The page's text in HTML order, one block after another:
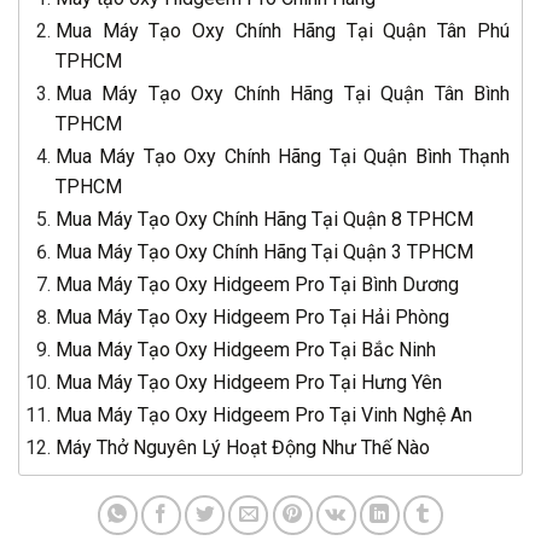
Mua Máy Tạo Oxy Chính Hãng Tại Quận Tân Phú
TPHCM
Mua Máy Tạo Oxy Chính Hãng Tại Quận Tân Bình
TPHCM
Mua Máy Tạo Oxy Chính Hãng Tại Quận Bình Thạnh
TPHCM
Mua Máy Tạo Oxy Chính Hãng Tại Quận 8 TPHCM
Mua Máy Tạo Oxy Chính Hãng Tại Quận 3 TPHCM
Mua Máy Tạo Oxy Hidgeem Pro Tại Bình Dương
Mua Máy Tạo Oxy Hidgeem Pro Tại Hải Phòng
Mua Máy Tạo Oxy Hidgeem Pro Tại Bắc Ninh
Mua Máy Tạo Oxy Hidgeem Pro Tại Hưng Yên
Mua Máy Tạo Oxy Hidgeem Pro Tại Vinh Nghệ An
Máy Thở Nguyên Lý Hoạt Động Như Thế Nào